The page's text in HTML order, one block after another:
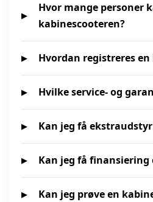
Hvor mange personer
kabinescooteren?
Hvordan registreres
Hvilke service- og
Kan jeg få
Kan jeg få finansiering
Kan jeg prøve en